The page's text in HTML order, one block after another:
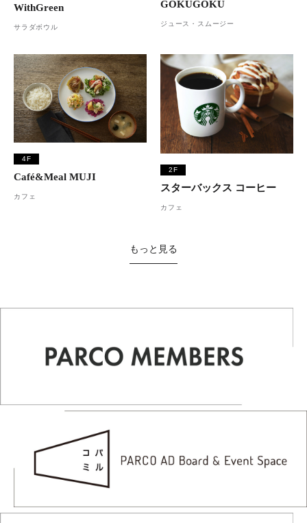
WithGreen
サラダボウル
GOKUGOKU
ジュース・スムージー
4F
Café&Meal MUJI
カフェ
2F
スターバックス コーヒー
カフェ
もっと見る